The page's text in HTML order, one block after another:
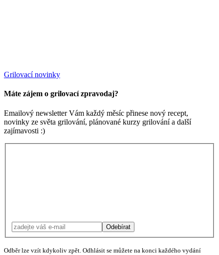
Grilovací novinky
Máte zájem o grilovací zpravodaj?
Emailový newsletter Vám každý měsíc přinese nový recept,
novinky ze světa grilování, plánované kurzy grilování a další
zajímavosti :)
Odebírat
Odběr lze vzít kdykoliv zpět. Odhlásit se můžete na konci každého vydání